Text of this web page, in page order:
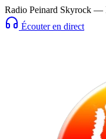
Radio Peinard Skyrock —
Écouter en direct